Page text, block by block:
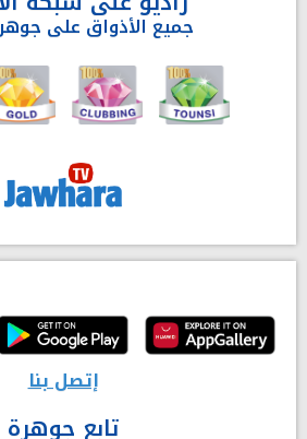
جميع الأذواق على
إتصل بنا
تابع جوهرة